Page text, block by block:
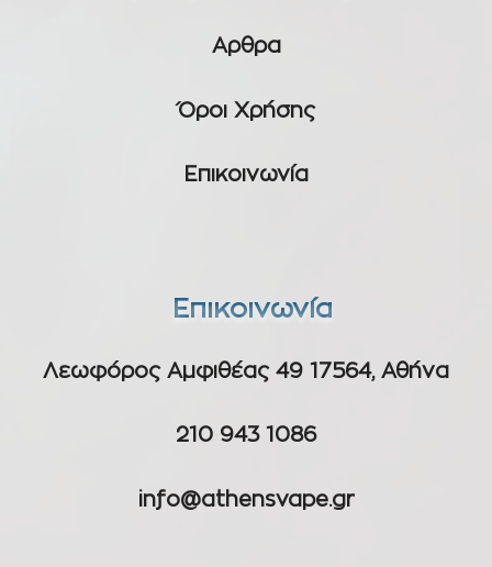
Αρθρα
Όροι Χρήσης
Επικοινωνία
Επικοινωνία
Λεωφόρος Αμφιθέας 49 17564, Αθήνα
210 943 1086
info@athensvape.gr